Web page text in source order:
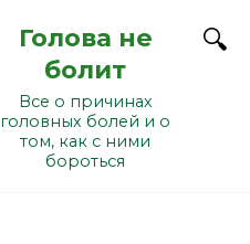
Голова не
болит
Все о причинах
головных болей и о
том, как с ними
бороться